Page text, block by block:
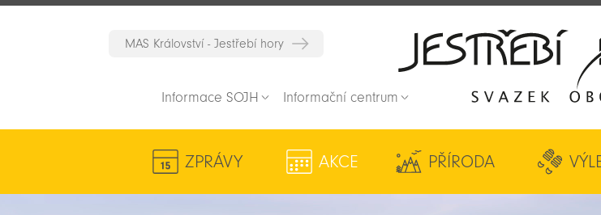
MAS Království - Jestřebí hory
Informace SOJH Informační centrum
ZPRÁVY AKCE PŘÍRODA